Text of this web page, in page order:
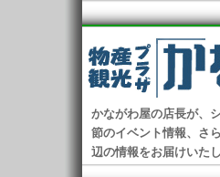
かながわ屋の店長が、
節のイベント情報、さ
辺の情報をお届けいたし